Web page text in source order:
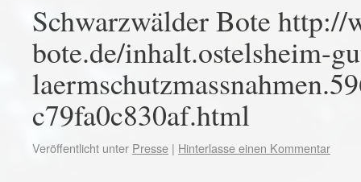
Schwarzwälder Bote http://
bote.de/inhalt.ostelsheim-
c79fa0c830af.html
Veröffentlicht unter Presse | Hinterlasse einen Kommentar